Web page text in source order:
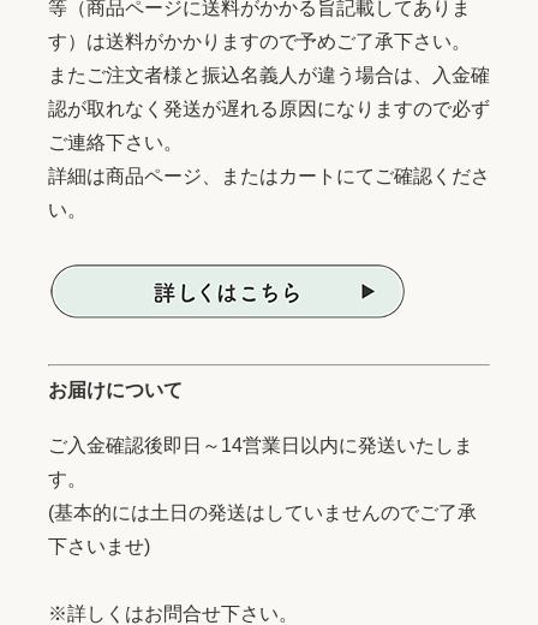
等（商品ページに送料がかかる旨記載してありま
す）は送料がかかりますので予めご了承下さい。
またご注文者様と振込名義人が違う場合は、入金確
認が取れなく発送が遅れる原因になりますので必ず
ご連絡下さい。
詳細は商品ページ、またはカートにてご確認くださ
い。
お届けについて
ご入金確認後即日～14営業日以内に発送いたしま
す。
(基本的には土日の発送はしていませんのでご了承
下さいませ)
※詳しくはお問合せ下さい。